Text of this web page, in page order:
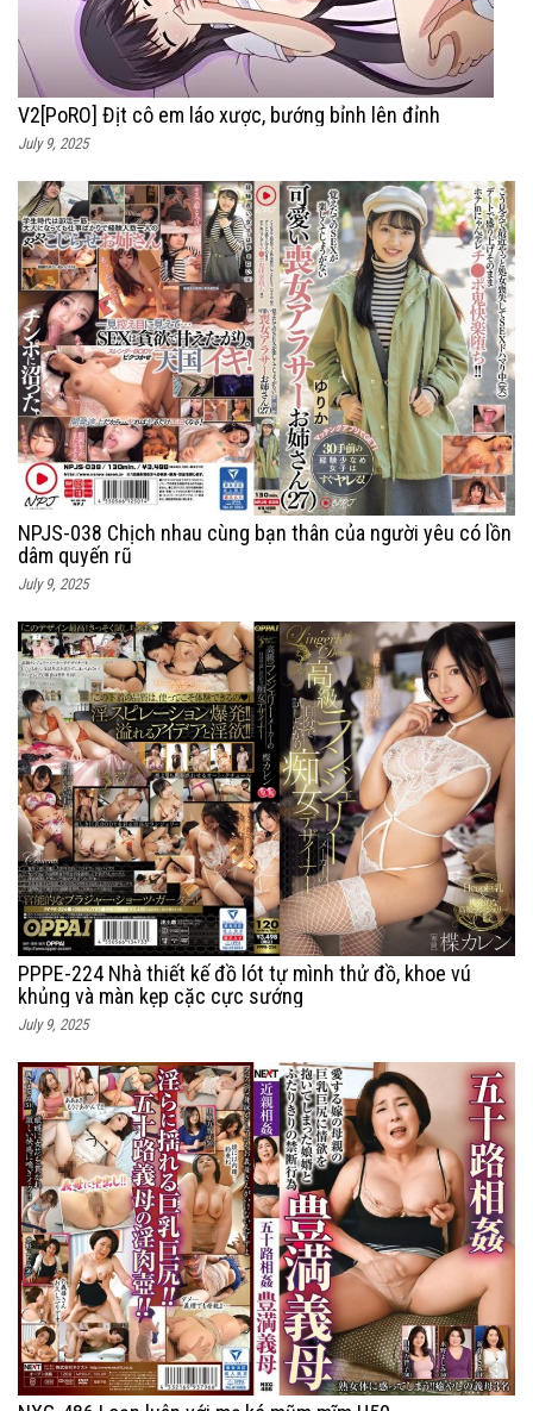
V2[PoRO] Địt cô em láo xược, bướng bỉnh lên đỉnh
July 9, 2025
NPJS-038 Chịch nhau cùng bạn thân của người yêu có lồn
dâm quyến rũ
July 9, 2025
PPPE-224 Nhà thiết kế đồ lót tự mình thử đồ, khoe vú
khủng và màn kẹp cặc cực sướng
July 9, 2025